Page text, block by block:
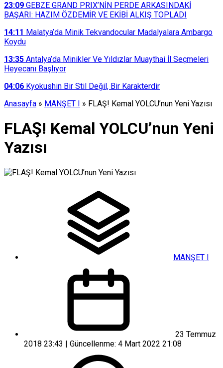
23:09 GEBZE GRAND PRIX’NİN PERDE ARKASINDAKİ
BAŞARI: HAZIM ÖZDEMİR VE EKİBİ ALKIŞ TOPLADI
14:11 Malatya’da Minik Tekvandocular Madalyalara Ambargo
Koydu
13:35 Antalya’da Minikler Ve Yıldızlar Muaythai İl Seçmeleri
Heyecanı Başlıyor
04:06 Kyokushin Bir Stil Değil, Bir Karakterdir
Anasayfa » MANŞET I » FLAŞ! Kemal YOLCU’nun Yeni Yazısı
FLAŞ! Kemal YOLCU’nun Yeni
Yazısı
MANŞET I
23 Temmuz
2018 23:43 | Güncellenme: 4 Mart 2022 21:08